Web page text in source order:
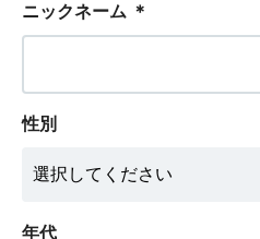
ニックネーム ＊
性別
年代